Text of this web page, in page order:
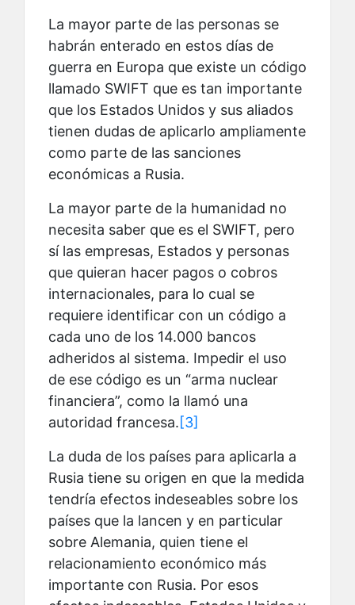
La mayor parte de las personas se
habrán enterado en estos días de
guerra en Europa que existe un código
llamado SWIFT que es tan importante
que los Estados Unidos y sus aliados
tienen dudas de aplicarlo ampliamente
como parte de las sanciones
económicas a Rusia.
La mayor parte de la humanidad no
necesita saber que es el SWIFT, pero
sí las empresas, Estados y personas
que quieran hacer pagos o cobros
internacionales, para lo cual se
requiere identificar con un código a
cada uno de los 14.000 bancos
adheridos al sistema. Impedir el uso
de ese código es un “arma nuclear
financiera”, como la llamó una
autoridad francesa.[3]
La duda de los países para aplicarla a
Rusia tiene su origen en que la medida
tendría efectos indeseables sobre los
países que la lancen y en particular
sobre Alemania, quien tiene el
relacionamiento económico más
importante con Rusia. Por esos